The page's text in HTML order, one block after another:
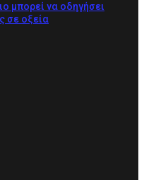
μπορεί να οδηγήσει
σε οξεία